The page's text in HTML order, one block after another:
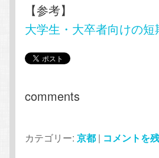
【参考】
大学生・大卒者向けの
comments
カテゴリー: 京都 | コメントを